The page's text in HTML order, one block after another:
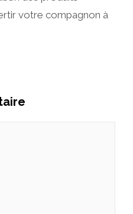
votre compagnon à